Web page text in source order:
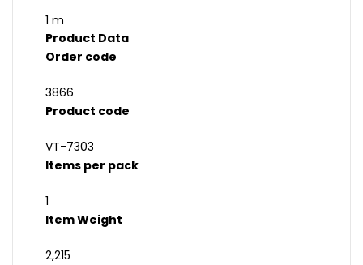
1 m
Product Data
Order code
3866
Product code
VT-7303
Items per pack
1
Item Weight
2,215